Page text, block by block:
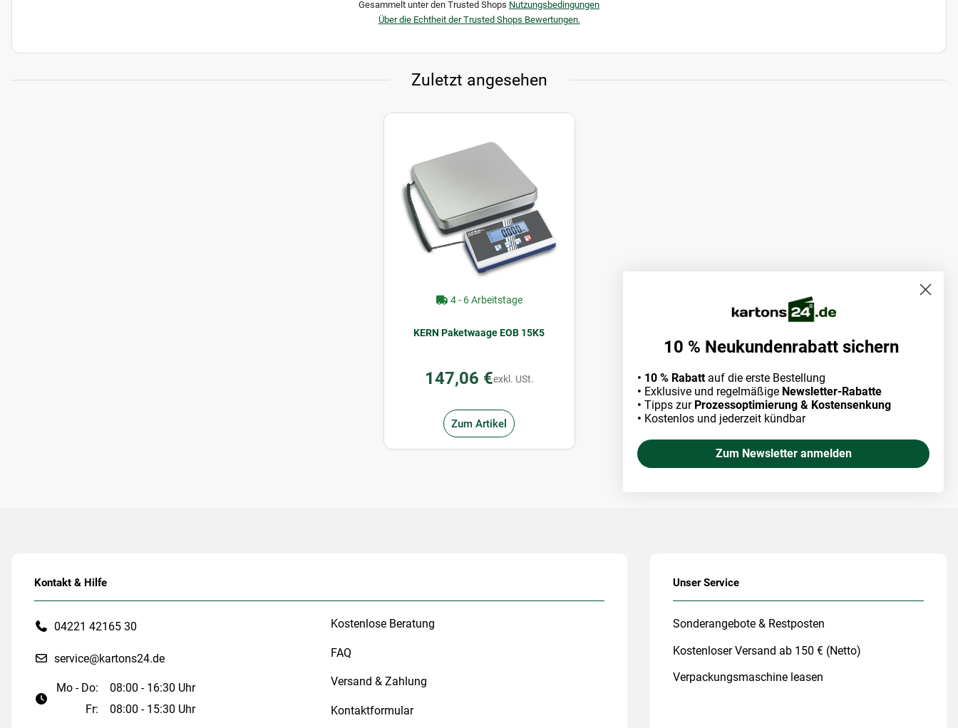
Gesammelt unter den Trusted Shops Nutzungsbedingungen
Über die Echtheit der Trusted Shops Bewertungen.
Zuletzt angesehen
4 - 6 Arbeitstage
KERN Paketwaage EOB 15K5
147,06 €exkl. USt.
Zum Artikel
Kontakt & Hilfe
04221 42165 30
service@kartons24.de
Mo - Do:
08:00 - 16:30 Uhr
Fr:
08:00 - 15:30 Uhr
Kostenlose Beratung
FAQ
Versand & Zahlung
Kontaktformular
Unser Service
Sonderangebote & Restposten
Kostenloser Versand ab 150 € (Netto)
Verpackungsmaschine leasen
10 % Neukundenrabatt sichern
• 10 % Rabatt auf die erste Bestellung
• Exklusive und regelmäßige Newsletter-Rabatte
• Tipps zur Prozessoptimierung & Kostensenkung
• Kostenlos und jederzeit kündbar
Zum Newsletter anmelden